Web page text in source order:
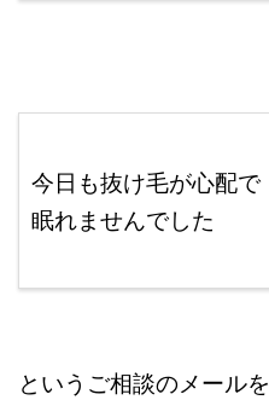
今日も抜け毛が心配で
眠れませんでした
というご相談のメールを